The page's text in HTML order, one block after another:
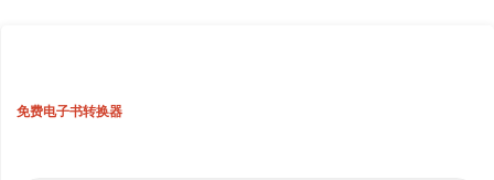
免费电子书转换器